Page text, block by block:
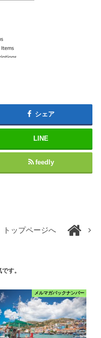
シェア
LINE
feedly
トップページへ
す。
メルマガバックナンバー